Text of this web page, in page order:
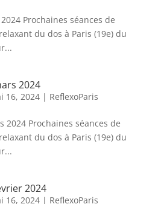
Prochaines séances de
du dos à Paris (19e) du
2024
16, 2024| ReflexoParis
2024 Prochaines séances de
du dos à Paris (19e) du
2024
16, 2024| ReflexoParis